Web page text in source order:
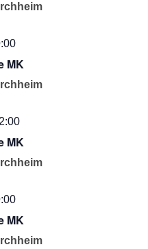
MK
MK
MK